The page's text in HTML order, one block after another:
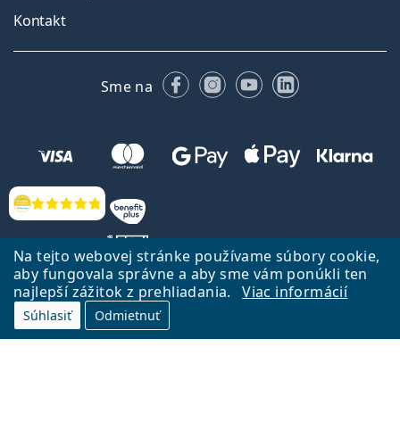
Na tejto webovej stránke používame súbory cookie,
aby fungovala správne a aby sme vám ponúkli ten
najlepší zážitok z prehliadania.
Viac informácií
Súhlasiť Odmietnuť
Hodnotenia
Kontakt
Sme na FacebookuInstagrame
YouTubeLinkedIn
Späť na Úvodnu stránku
Lentiamo.sk vlastní a prevádzkuje spoločnosť Lentiamo s.r.o., Česká